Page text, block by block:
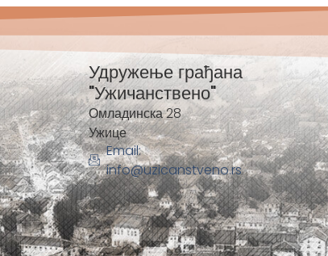
Удружење грађана
"Ужичанствено"
Омладинска 28
Ужице
Email:
info@uzicanstveno.rs